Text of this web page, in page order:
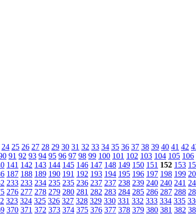
24 25 26 27 28 29 30 31 32 33 34 35 36 37 38 39 40 41 42
91 92 93 94 95 96 97 98 99 100 101 102 103 104 105 106
141 142 143 144 145 146 147 148 149 150 151 152 153
187 188 189 190 191 192 193 194 195 196 197 198 199
233 233 234 235 235 236 237 237 238 239 240 240 241
276 277 278 279 280 281 282 283 284 285 286 287 288
323 324 325 326 327 328 329 330 331 332 333 334 335
370 371 372 373 374 375 376 377 378 379 380 381 382